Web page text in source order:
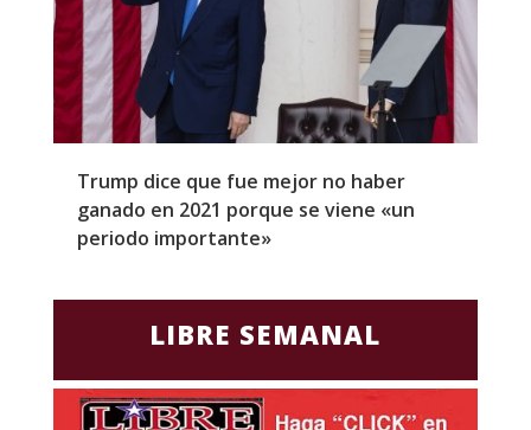
Trump dice que fue mejor no haber
ganado en 2021 porque se viene «un
periodo importante»
LIBRE SEMANAL